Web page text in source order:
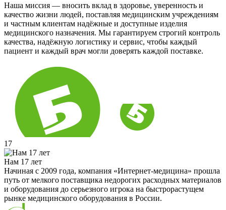
Наша миссия — вносить вклад в здоровье, уверенность и
качество жизни людей, поставляя медицинским учреждениям
и частным клиентам надёжные и доступные изделия
медицинского назначения. Мы гарантируем строгий контроль
качества, надёжную логистику и сервис, чтобы каждый
пациент и каждый врач могли доверять каждой поставке.
17
Нам 17 лет
Начиная с 2009 года, компания «Интернет-медицина» прошла
путь от мелкого поставщика недорогих расходных материалов
и оборудования до серьезного игрока на быстрорастущем
рынке медицинского оборудования в России.